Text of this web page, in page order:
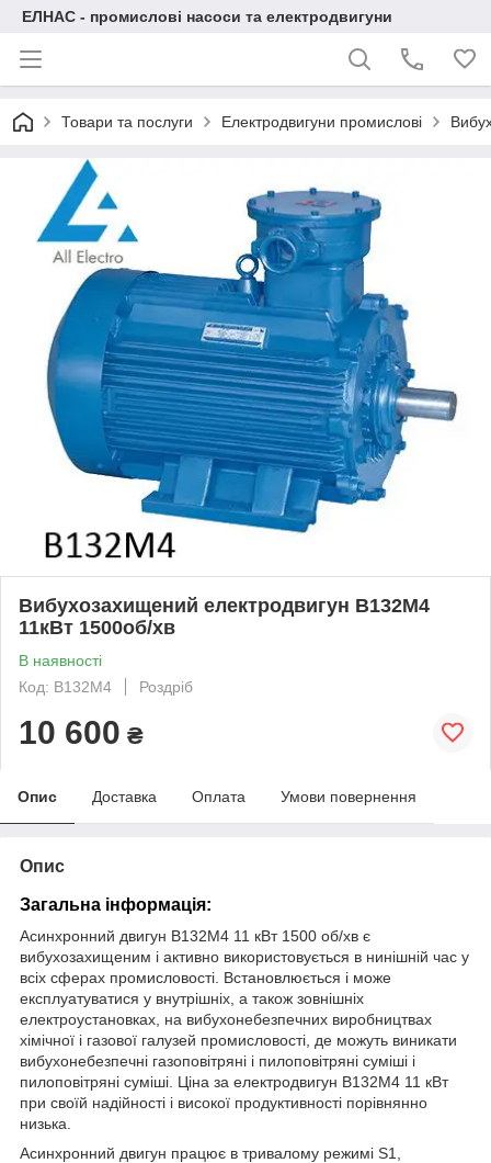
ЕЛНАС - промислові насоси та електродвигуни
Товари та послуги Електродвигуни промислові
Вибухозахищений електродвигун В132М4
11кВт 1500об/хв
В наявності
Код: В132М4
Роздріб
10 600 ₴
Опис Доставка Оплата Умови повернення
Опис
Загальна інформація:
Асинхронний двигун В132М4 11 кВт 1500 об/хв є
вибухозахищеним і активно використовується в нинішній час у
всіх сферах промисловості. Встановлюється і може
експлуатуватися у внутрішніх, а також зовнішніх
електроустановках, на вибухонебезпечних виробництвах
хімічної і газової галузей промисловості, де можуть виникати
вибухонебезпечні газоповітряні і пилоповітряні суміші і
пилоповітряні суміші. Ціна за електродвигун В132М4 11 кВт
при своїй надійності і високої продуктивності порівнянно
низька.
Асинхронний двигун працює в тривалому режимі S1,